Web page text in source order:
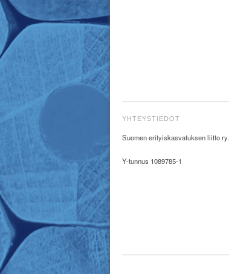
YHTEYSTIEDOT
Suomen erityiskasvatuksen liitto ry.
Y-tunnus 1089785-1